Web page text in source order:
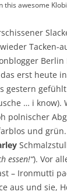
this awesome
Tacken-
Berlin
erst heute
gestern
… i know).
polnischer
und
essen!“). Vor
– Ironmutti
aus und sie,